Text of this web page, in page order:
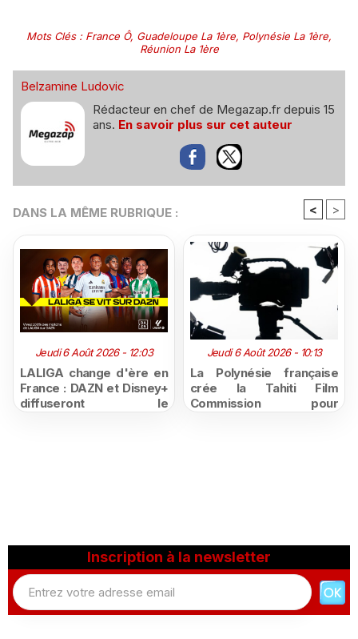
Mots Clés: France Ô, Guadeloupe La 1ère, Polynésie La 1ère,
Réunion La 1ère
Belzamine Ludovic
Rédacteur en chef de Megazap.fr depuis 15
ans. En savoir plus sur cet auteur
DANS LA MÊME RUBRIQUE : < >
Jeudi 6 Août 2026 - 12:03
LALIGA change d'ère en
France : DAZN et Disney+
diffuseront le
Jeudi 6 Août 2026 - 10:13
La Polynésie française
crée la Tahiti Film
Commission pour
Inscription à la newsletter